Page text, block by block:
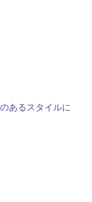
あるスタイルに